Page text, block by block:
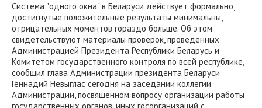
Система "одного окна" в Беларуси действует формально,
достигнутые положительные результаты минимальны,
отрицательных моментов гораздо больше. Об этом
свидетельствуют материалы проверок, проведенных
Администрацией Президента Республики Беларусь и
Комитетом государственного контроля по всей республике,
сообщил глава Администрации президента Беларуси
Геннадий Невыглас сегодня на заседании коллегии
Администрации, посвященном вопросу организации работы